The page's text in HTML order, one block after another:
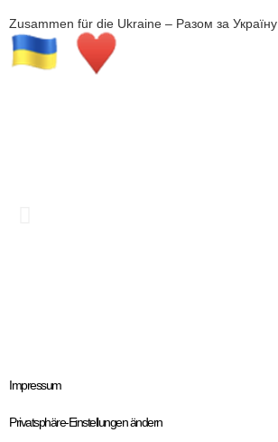
Zusammen für die Ukraine – Разом за Україну
Impressum
Privatsphäre-Einstellungen ändern